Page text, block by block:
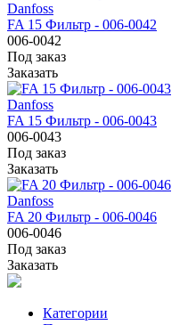
Danfoss
FA 15 Фильтр - 006-0042
006-0042
Под заказ
Заказать
Danfoss
FA 15 Фильтр - 006-0043
006-0043
Под заказ
Заказать
Danfoss
FA 20 Фильтр - 006-0046
006-0046
Под заказ
Заказать
Категории